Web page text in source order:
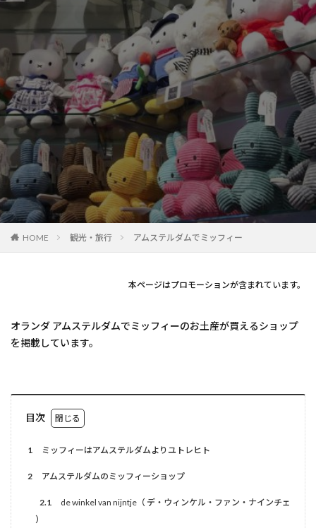
HOME 観光・旅行 アムステルダムでミッフィー
本ページはプロモーションが含まれています。
オランダ アムステルダムでミッフィーのお土産が買えるショップ
を掲載しています。
目次
1 ミッフィーはアムステルダムよりユトレヒト
2 アムステルダムのミッフィーショップ
2.1
de winkel van nijntje（ デ・ウィンケル・ファン・ナインチェ
）